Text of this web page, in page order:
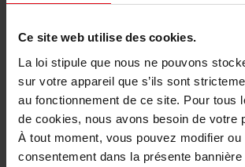
Ce site web utilise des cookies.
La loi stipule que nous ne pouvons
sur votre appareil que s’ils sont
au fonctionnement de ce site. Pour tous
de cookies, nous avons besoin de votre
À tout moment, vous pouvez modifier
consentement dans la présente
Conseil d'utilisation
Caractéristiques